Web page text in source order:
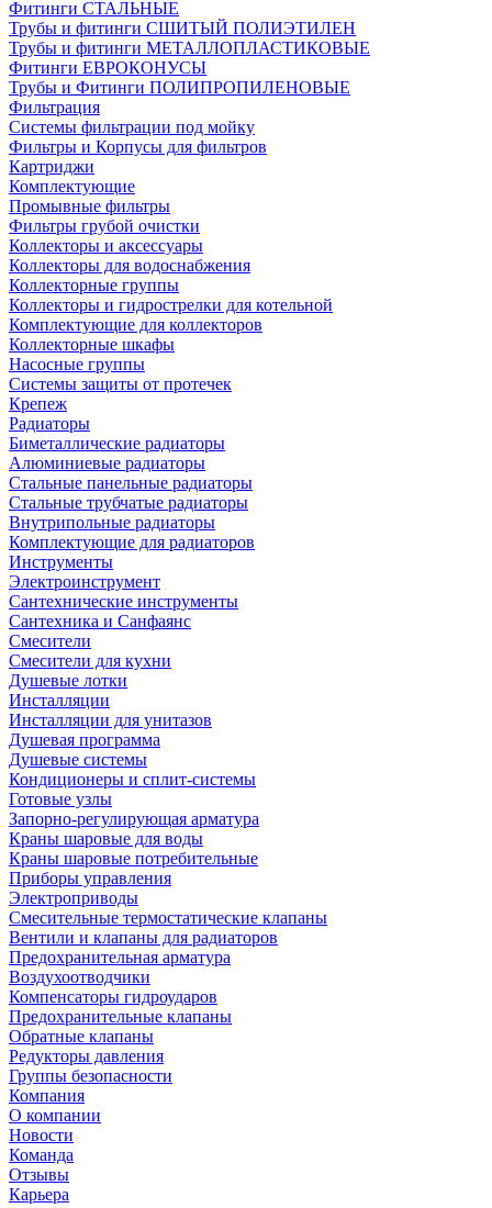
Фитинги СТАЛЬНЫЕ
Трубы и фитинги СШИТЫЙ ПОЛИЭТИЛЕН
Трубы и фитинги МЕТАЛЛОПЛАСТИКОВЫЕ
Фитинги ЕВРОКОНУСЫ
Трубы и Фитинги ПОЛИПРОПИЛЕНОВЫЕ
Фильтрация
Системы фильтрации под мойку
Фильтры и Корпусы для фильтров
Картриджи
Комплектующие
Промывные фильтры
Фильтры грубой очистки
Коллекторы и аксессуары
Коллекторы для водоснабжения
Коллекторные группы
Коллекторы и гидрострелки для котельной
Комплектующие для коллекторов
Коллекторные шкафы
Насосные группы
Системы защиты от протечек
Крепеж
Радиаторы
Биметаллические радиаторы
Алюминиевые радиаторы
Стальные панельные радиаторы
Стальные трубчатые радиаторы
Внутрипольные радиаторы
Комплектующие для радиаторов
Инструменты
Электроинструмент
Сантехнические инструменты
Сантехника и Санфаянс
Смесители
Смесители для кухни
Душевые лотки
Инсталляции
Инсталляции для унитазов
Душевая программа
Душевые системы
Кондиционеры и сплит-системы
Готовые узлы
Запорно-регулирующая арматура
Краны шаровые для воды
Краны шаровые потребительные
Приборы управления
Электроприводы
Смесительные термостатические клапаны
Вентили и клапаны для радиаторов
Предохранительная арматура
Воздухоотводчики
Компенсаторы гидроударов
Предохранительные клапаны
Обратные клапаны
Редукторы давления
Группы безопасности
Компания
О компании
Новости
Команда
Отзывы
Карьера